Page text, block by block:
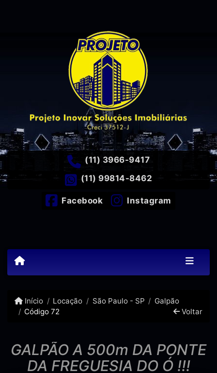
(11) 3966-9417
(11) 99814-8462
Facebook Instagram
Início Locação São Paulo - SP
Galpão
Código 72
Voltar
GALPÃO A 500m DA PONTE
DA FREGUESIA DO Ó !!!